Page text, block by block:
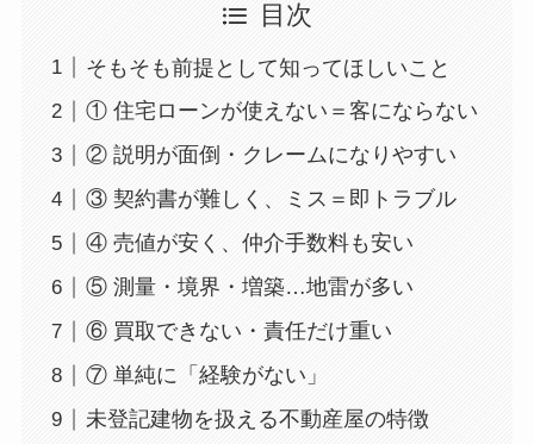
目次
そもそも前提として知ってほしいこと
① 住宅ローンが使えない＝客にならない
② 説明が面倒・クレームになりやすい
③ 契約書が難しく、ミス＝即トラブル
④ 売値が安く、仲介手数料も安い
⑤ 測量・境界・増築…地雷が多い
⑥ 買取できない・責任だけ重い
⑦ 単純に「経験がない」
未登記建物を扱える不動産屋の特徴